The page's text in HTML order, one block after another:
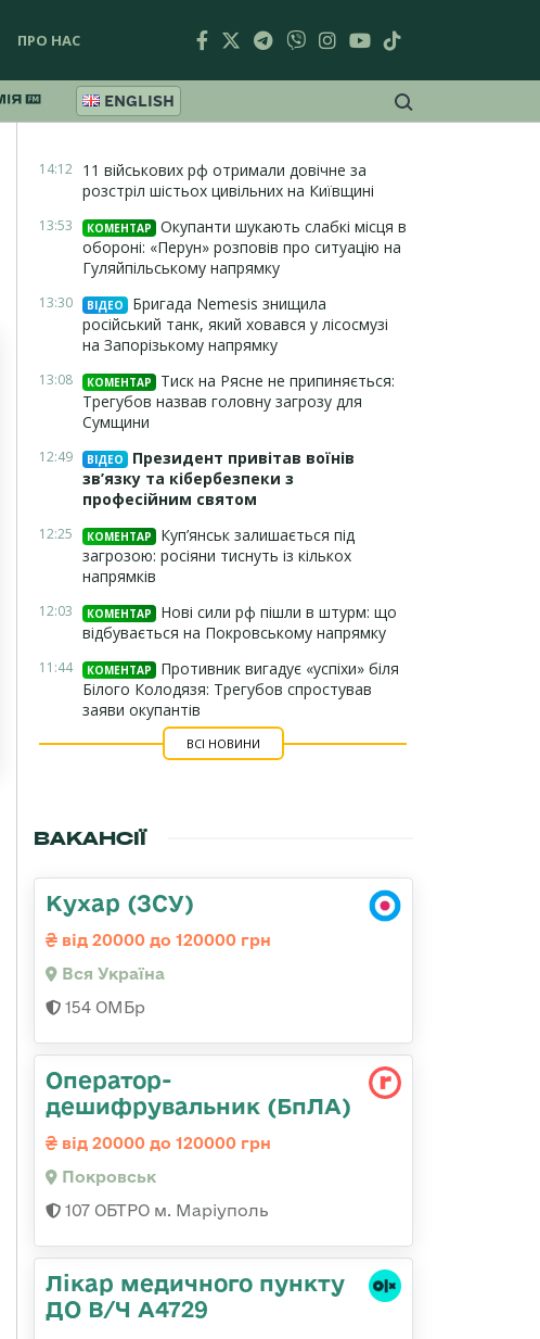
ПРО НАС
ENGLISH
14:12 11 військових рф отримали довічне за
розстріл шістьох цивільних на Київщині
13:53 КОМЕНТАР
Окупанти шукають слабкі місця в
обороні: «Перун» розповів про ситуацію на
Гуляйпільському напрямку
13:30 ВІДЕО
Бригада Nemesis знищила
російський танк, який ховався у лісосмузі
на Запорізькому напрямку
13:08 КОМЕНТАР
Тиск на Рясне не припиняється:
Трегубов назвав головну загрозу для
Сумщини
12:49 ВІДЕО
Президент привітав воїнів
зв’язку та кібербезпеки з
професійним святом
12:25 КОМЕНТАР
Куп’янськ залишається під
загрозою: росіяни тиснуть із кількох
напрямків
12:03 КОМЕНТАР
Нові сили рф пішли в штурм: що
відбувається на Покровському напрямку
11:44 КОМЕНТАР
Противник вигадує «успіхи» біля
Білого Колодязя: Трегубов спростував
заяви окупантів
ВСІ НОВИНИ
ВАКАНСІЇ
Кухар (ЗСУ)
від 20000 до 120000 грн
Вся Україна
154 ОМБр
Оператор-
дешифрувальник (БпЛА)
від 20000 до 120000 грн
Покровськ
107 ОБТРО м. Маріуполь
Лікар медичного пункту
ДО В/Ч А4729